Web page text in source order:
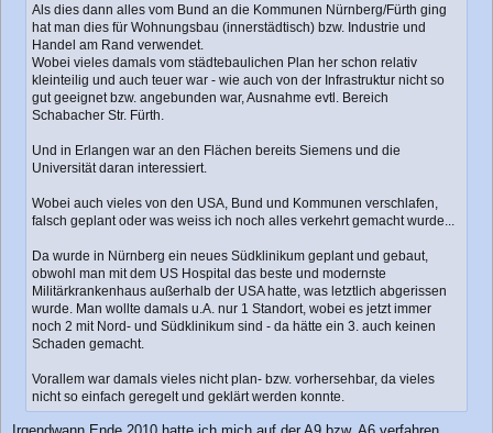
Als dies dann alles vom Bund an die Kommunen Nürnberg/Fürth ging
hat man dies für Wohnungsbau (innerstädtisch) bzw. Industrie und
Handel am Rand verwendet.
Wobei vieles damals vom städtebaulichen Plan her schon relativ
kleinteilig und auch teuer war - wie auch von der Infrastruktur nicht so
gut geeignet bzw. angebunden war, Ausnahme evtl. Bereich
Schabacher Str. Fürth.
Und in Erlangen war an den Flächen bereits Siemens und die
Universität daran interessiert.
Wobei auch vieles von den USA, Bund und Kommunen verschlafen,
falsch geplant oder was weiss ich noch alles verkehrt gemacht wurde...
Da wurde in Nürnberg ein neues Südklinikum geplant und gebaut,
obwohl man mit dem US Hospital das beste und modernste
Militärkrankenhaus außerhalb der USA hatte, was letztlich abgerissen
wurde. Man wollte damals u.A. nur 1 Standort, wobei es jetzt immer
noch 2 mit Nord- und Südklinikum sind - da hätte ein 3. auch keinen
Schaden gemacht.
Vorallem war damals vieles nicht plan- bzw. vorhersehbar, da vieles
nicht so einfach geregelt und geklärt werden konnte.